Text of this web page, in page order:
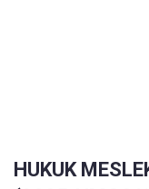
HUKUK